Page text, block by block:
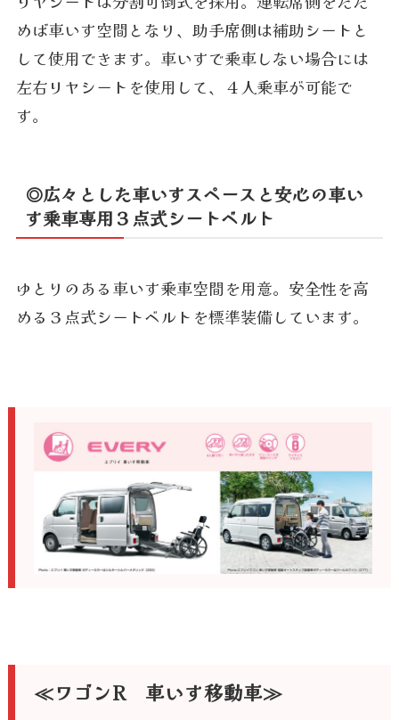
めば車いす空間となり、助手席側は補助シートと
して使用できます。車いすで乗車しない場合には
左右リヤシートを使用して、４人乗車が可能で
す。
◎広々とした車いすスペースと安心の車い
す乗車専用３点式シートベルト
ゆとりのある車いす乗車空間を用意。安全性を高
める３点式シートベルトを標準装備しています。
≪ワゴンR 車いす移動車≫